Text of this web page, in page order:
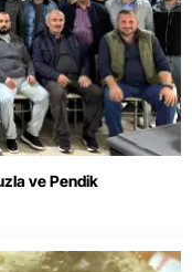
ve Pendik